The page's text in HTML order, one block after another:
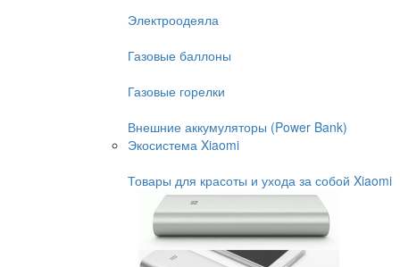
Электроодеяла
Газовые баллоны
Газовые горелки
Внешние аккумуляторы (Power Bank)
Экосистема Xiaomi
Товары для красоты и ухода за собой Xiaomi